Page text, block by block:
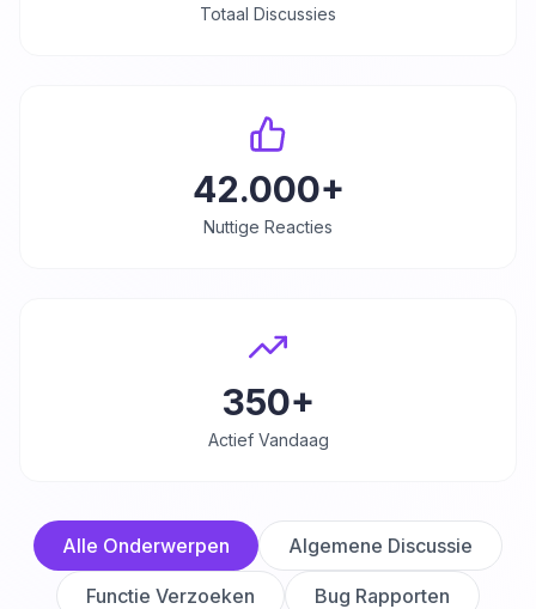
Totaal Discussies
42.000+
Nuttige Reacties
350+
Actief Vandaag
Alle Onderwerpen Algemene Discussie
Functie Verzoeken Bug Rapporten